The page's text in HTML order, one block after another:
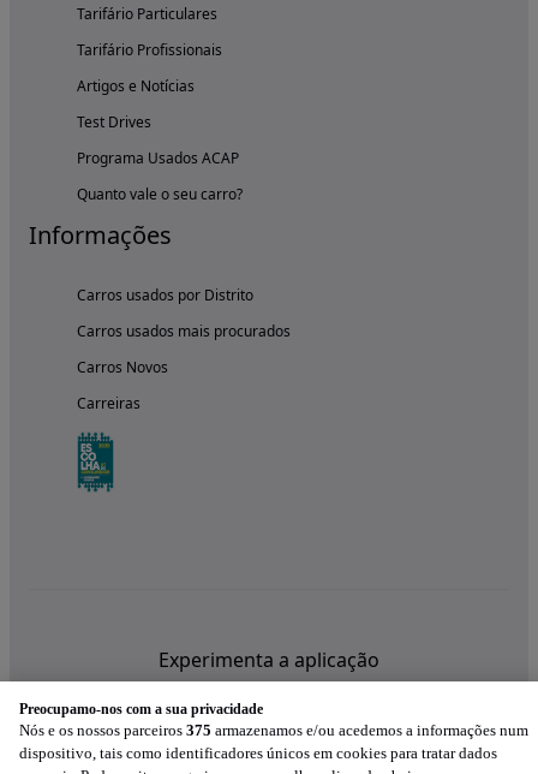
Tarifário Particulares
Tarifário Profissionais
Artigos e Notícias
Test Drives
Programa Usados ACAP
Quanto vale o seu carro?
Informações
Carros usados por Distrito
Carros usados mais procurados
Carros Novos
Carreiras
Experimenta a aplicação
Preocupamo-nos com a sua privacidade
Nós e os nossos parceiros 375 armazenamos e/ou acedemos a informações num
dispositivo, tais como identificadores únicos em cookies para tratar dados